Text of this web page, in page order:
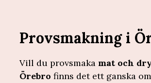
Provsmakning i
Vill du provsmaka mat och
Örebro finns det ett ganska